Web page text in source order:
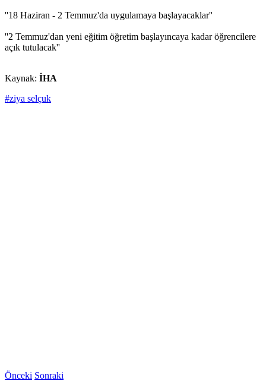
''18 Haziran - 2 Temmuz'da uygulamaya başlayacaklar''
''2 Temmuz'dan yeni eğitim öğretim başlayıncaya kadar öğrencilere
açık tutulacak''
Kaynak: İHA
#ziya selçuk
Önceki Sonraki